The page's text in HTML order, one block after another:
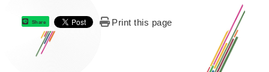
Share Print this page